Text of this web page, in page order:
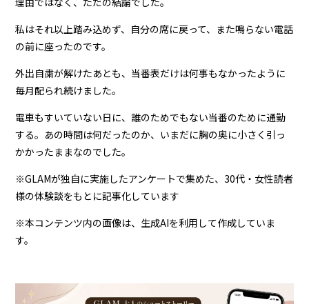
私はそれ以上踏み込めず、自分の席に戻って、また鳴らない電話
の前に座ったのです。
外出自粛が解けたあとも、当番表だけは何事もなかったように
毎月配られ続けました。
電車もすいていない日に、誰のためでもない当番のために通勤
する。あの時間は何だったのか、いまだに胸の奥に小さく引っ
かかったままなのでした。
※GLAMが独自に実施したアンケートで集めた、30代・女性読者
様の体験談をもとに記事化しています
※本コンテンツ内の画像は、生成AIを利用して作成していま
す。